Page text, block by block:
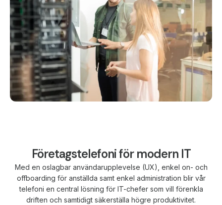
Företagstelefoni för modern IT
Med en oslagbar användarupplevelse (UX), enkel on- och
offboarding för anställda samt enkel administration blir vår
telefoni en central lösning för IT-chefer som vill förenkla
driften och samtidigt säkerställa högre produktivitet.